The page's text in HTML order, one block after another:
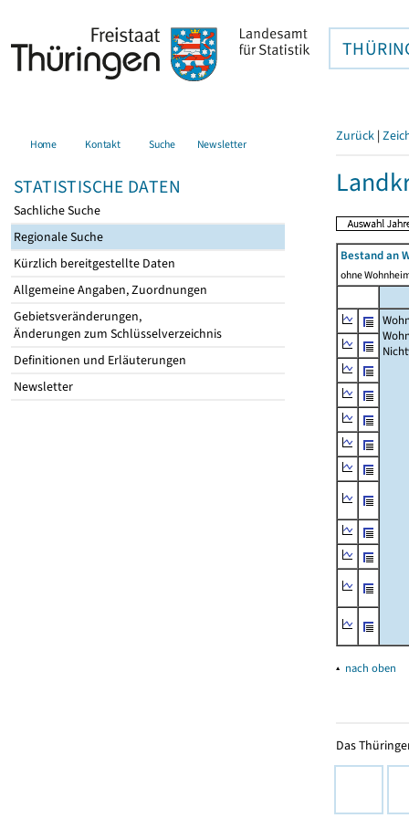
Home Kontakt Suche Newsletter
STATISTISCHE DATEN
Sachliche Suche
Regionale Suche
Kürzlich bereitgestellte Daten
Allgemeine Angaben, Zuordnungen
Gebietsveränderungen,
Änderungen zum Schlüsselverzeichnis
Definitionen und Erläuterungen
Newsletter
Zurück |
Bestand an
ohne
▴ nach oben
Das